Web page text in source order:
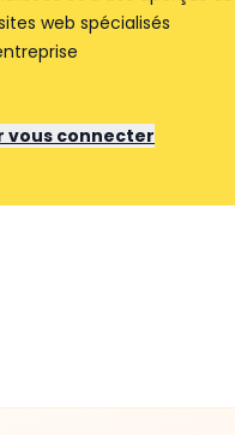
web spécialisés
vous connecter